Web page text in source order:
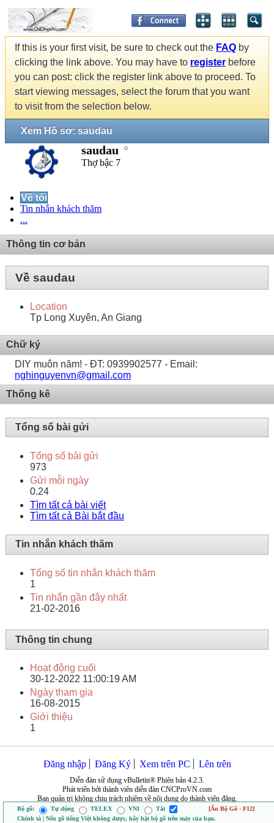
If this is your first visit, be sure to check out the FAQ by
clicking the link above. You may have to register before
you can post: click the register link above to proceed. To
start viewing messages, select the forum that you want
to visit from the selection below.
Xem Hồ sơ: saudau
saudau
Thợ bậc 7
Về tôi
Tin nhắn khách thăm
...
Thông tin cơ bản
Về saudau
Location
Tp Long Xuyên, An Giang
Chữ ký
DIY muôn năm! - ĐT: 0939902577 - Email:
nghinguyenvn@gmail.com
Thống kê
Tổng số bài gửi
Tổng số bài gửi
973
Gửi mỗi ngày
0.24
Tìm tất cả bài viết
Tìm tất cả Bài bắt đầu
Tin nhắn khách thăm
Tổng số tin nhắn khách thăm
1
Tin nhắn gần đây nhất
21-02-2016
Thông tin chung
Hoạt động cuối
30-12-2022 11:00:19 AM
Ngày tham gia
16-08-2015
Giới thiệu
1
Đăng nhập Đăng Ký Xem trên PC Lên trên
Diễn đàn sử dụng vBulletin® Phiên bản 4.2.3.
Phát triển bởi thành viên diễn đàn CNCProVN.com
Ban quản trị không chịu trách nhiệm về nội dung do thành viên đăng.
Bộ gõ: Tự động TELEX VNI Tắt
[Ẩn Bộ Gõ - F12]
Chính tả | Nếu gõ tiếng Việt không được, hãy bật bộ gõ trên máy của bạn.